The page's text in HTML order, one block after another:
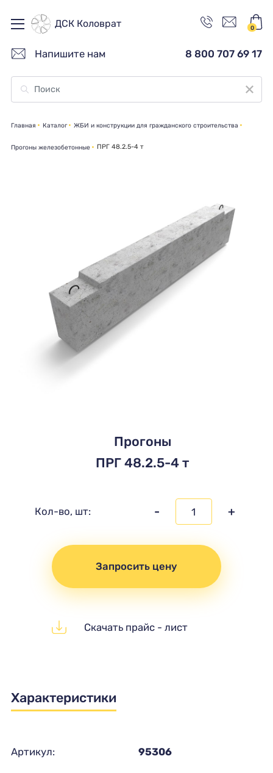
ДСК Коловрат 0
Напишите нам 8 800 707 69 17
Главная Каталог ЖБИ и конструкции для гражданского строительства
Прогоны железобетонные ПРГ 48.2.5-4 т
Прогоны
ПРГ 48.2.5-4 т
Кол-во, шт: - +
Запросить цену
Скачать прайс - лист
Характеристики
Артикул: 95306